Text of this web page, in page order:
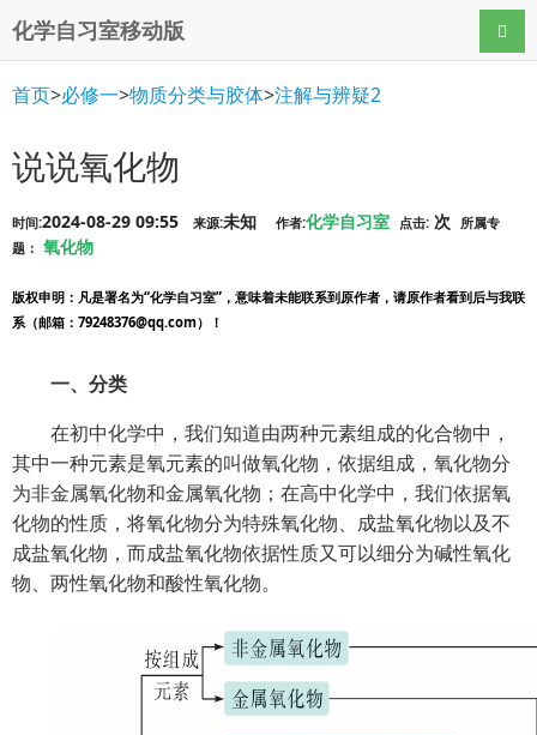
化学自习室移动版 导航
首页>必修一>物质分类与胶体>注解与辨疑2
说说氧化物
时间:2024-08-29 09:55 来源:未知 作者:化学自习室 点击: 次
所属专
题： 氧化物
版权申明 ：凡是署名为“化学自习室”，意味着未能联系到原作者，请原作者看到后与我联
系（邮箱：79248376@qq.com）！
一、分类
在初中化学中，我们知道由两种元素组成的化合物中，
其中一种元素是氧元素的叫做氧化物，依据组成，氧化物分
为非金属氧化物和金属氧化物；在高中化学中，我们依据氧
化物的性质，将氧化物分为特殊氧化物、成盐氧化物以及不
成盐氧化物，而成盐氧化物依据性质又可以细分为碱性氧化
物、两性氧化物和酸性氧化物。